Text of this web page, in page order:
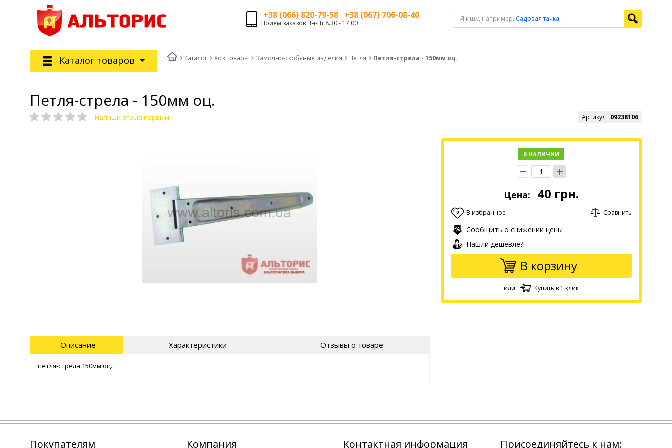
+38 (066) 820-79-58 +38 (067) 706-08-40
Прием заказов Пн-Пт 8.30 - 17.00
Я ищу, например, Садовая тачка
Каталог товаров Каталог Хоз.товары Замочно-скобяные изделия Петля Петля-стрела - 150мм оц.
Петля-стрела - 150мм оц.
Напиши отзыв первым! Артикул : 09238106
В НАЛИЧИИ
Цена: 40 грн.
0 В избранное Сравнить
Сообщить о снижении цены
Нашли дешевле?
В корзину
или Купить в 1 клик
Описание Характеристики Отзывы о товаре
петля-стрела 150мм оц.
Покупателям Компания Контактная информация Присоединяйтесь к нам: